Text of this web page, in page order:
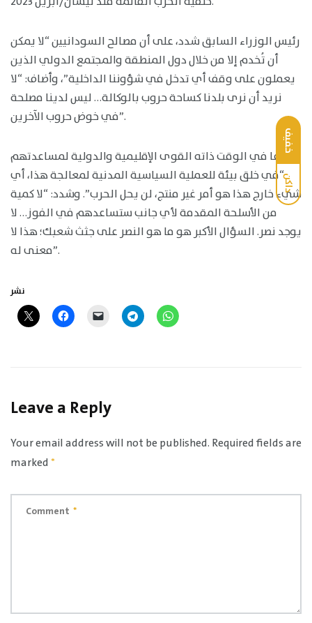
خفيف
داكن
رئيس الوزراء السابق شدد، على أن مصالح السودانيين “لا يمكن
أن تُخدم إلا من خلال دول المنطقة والمجتمع الدولي الذين
يعملون على وقف أي تدخل في شؤوننا الداخلية”، وأضاف: “لا
نريد أن نرى بلدنا كساحة حروب بالوكالة… ليس لدينا مصلحة
في خوض حروب الآخرين”.
ودعا في الوقت ذاته القوى الإقليمية والدولية لمساعدتهم
“في خلق بيئة للعملية السياسية المدنية لمعالجة هذا، أي
شيء خارج هذا هو أمر غير منتج، لن يحل الحرب”. وشدد: “لا كمية
من الأسلحة المقدمة لأي جانب ستساعدهم في الفوز… لا
يوجد نصر. السؤال الأكبر هو ما هو النصر على جثث شعبك؛ هذا لا
معنى له”.
نشر
Leave a Reply
Your email address will not be published. Required fields are
marked*
Comment *